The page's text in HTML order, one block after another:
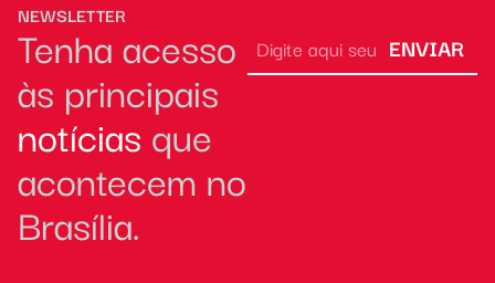
NEWSLETTER
Tenha acesso
às principais
notícias que
acontecem no
Brasília.
ENVIAR